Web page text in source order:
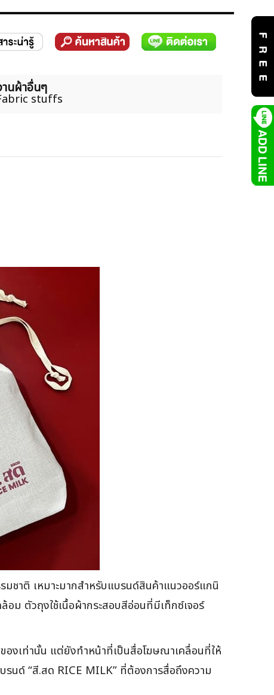
นผ้าอื่นๆ
stuffs
มชาติ เหมาะมากสำหรับแบรนด์สินค้าแนวออร์แกนิ
ม ตัวถุงใช้เนื้อผ้ากระสอบสีอ่อนที่มีเท็กซ์เจอร์
งเท่านั้น แต่ยังทำหน้าที่เป็นสื่อโฆษณาเคลื่อนที่ให้
รนด์ “สี.สด RICE MILK” ที่ต้องการสื่อถึงความ